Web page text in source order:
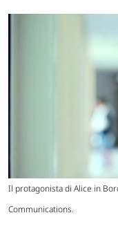
Il protagonista di Alice in
Communications.